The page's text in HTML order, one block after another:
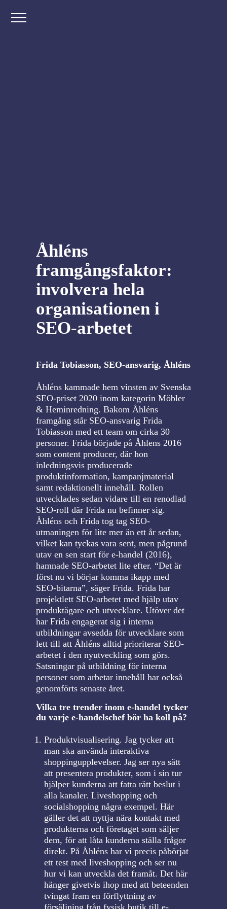
Åhléns
framgångsfaktor:
involvera hela
organisationen i
SEO-arbetet
Frida Tobiasson, SEO-ansvarig, Åhléns
Åhléns kammade hem vinsten av Svenska
SEO-priset 2020 inom kategorin Möbler
& Heminredning. Bakom Åhléns
framgång står SEO-ansvarig Frida
Tobiasson med ett team om cirka 30
personer. Frida började på Åhlens 2016
som content producer, där hon
inledningsvis producerade
produktinformation, kampanjmaterial
samt redaktionellt innehåll. Rollen
utvecklades sedan vidare till en renodlad
SEO-roll där Frida nu befinner sig.
Åhléns och Frida tog tag SEO-
utmaningen för lite mer än ett år sedan,
vilket kan tyckas vara sent, men pågrund
utav en sen start för e-handel (2016),
hamnade SEO-arbetet lite efter. “Det är
först nu vi börjar komma ikapp med
SEO-bitarna”, säger Frida. Frida har
projektlett SEO-arbetet med hjälp utav
produktägare och utvecklare. Utöver det
har Frida engagerat sig i interna
utbildningar avsedda för utvecklare som
lett till att Åhléns alltid prioriterar SEO-
arbetet i den nyutveckling som görs.
Satsningar på utbildning för interna
personer som arbetar innehåll har också
genomförts senaste året.
Vilka tre trender inom e-handel tycker
du varje e-handelschef bör ha koll på?
Produktvisualisering. Jag tycker att
man ska använda interaktiva
shoppingupplevelser. Jag ser nya sätt
att presentera produkter, som i sin tur
hjälper kunderna att fatta rätt beslut i
alla kanaler. Liveshopping och
socialshopping några exempel. Här
gäller det att nyttja nära kontakt med
produkterna och företaget som säljer
dem, för att låta kunderna ställa frågor
direkt. På Åhléns har vi precis påbörjat
ett test med liveshopping och ser nu
hur vi kan utveckla det framåt. Det här
hänger givetvis ihop med att beteenden
tvingat fram en förflyttning av
försäljning från fysisk butik till e-